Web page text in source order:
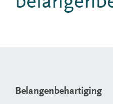
Belangenbehartiging